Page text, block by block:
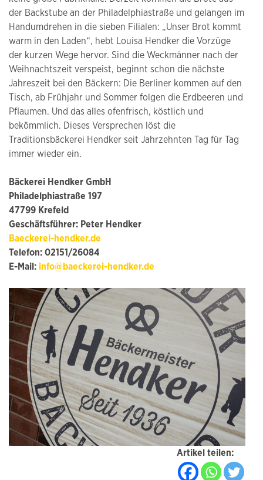
der Backstube an der Philadelphiastraße und gelangen im
Handumdrehen in die sieben Filialen: „Unser Brot kommt
warm in den Laden“, hebt Louisa Hendker die Vorzüge
der kurzen Wege hervor. Sind die Weckmänner nach der
Weihnachtszeit verspeist, beginnt schon die nächste
Jahreszeit bei den Bäckern: Die Berliner kommen auf den
Tisch, ab Frühjahr und Sommer folgen die Erdbeeren und
Pflaumen. Und das alles ofenfrisch, köstlich und
bekömmlich. Dieses Versprechen löst die
Traditionsbäckerei Hendker seit Jahrzehnten Tag für Tag
immer wieder ein.
Bäckerei Hendker GmbH
Philadelphiastraße 197
47799 Krefeld
Geschäftsführer: Peter Hendker
Baeckerei-hendker.de
Telefon: 02151/26084
E-Mail: info@baeckerei-hendker.de
Artikel teilen: